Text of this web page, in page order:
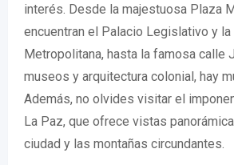
interés. Desde la majestuosa Plaza
encuentran el Palacio Legislativo y la
Metropolitana, hasta la famosa calle
museos y arquitectura colonial, hay
Además, no olvides visitar el
La Paz, que ofrece vistas
ciudad y las montañas circundantes.